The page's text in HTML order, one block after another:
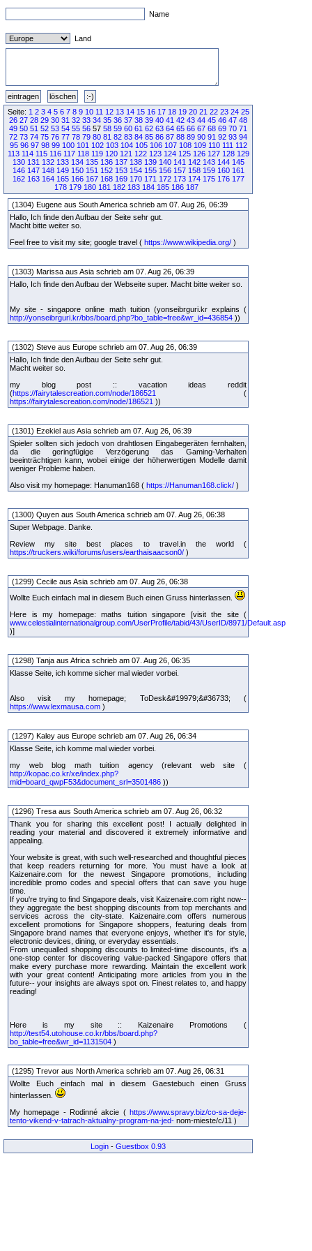
Name
Land
Seite: 1 2 3 4 5 6 7 8 9 10 11 12 13 14 15 16 17 18 19 20 21 22 23 24 25
26 27 28 29 30 31 32 33 34 35 36 37 38 39 40 41 42 43 44 45 46 47 48
49 50 51 52 53 54 55 56 57 58 59 60 61 62 63 64 65 66 67 68 69 70 71
72 73 74 75 76 77 78 79 80 81 82 83 84 85 86 87 88 89 90 91 92 93 94
95 96 97 98 99 100 101 102 103 104 105 106 107 108 109 110 111 112
113 114 115 116 117 118 119 120 121 122 123 124 125 126 127 128 129
130 131 132 133 134 135 136 137 138 139 140 141 142 143 144 145
146 147 148 149 150 151 152 153 154 155 156 157 158 159 160 161
162 163 164 165 166 167 168 169 170 171 172 173 174 175 176 177
178 179 180 181 182 183 184 185 186 187
(1304) Eugene aus South America schrieb am 07. Aug 26, 06:39
Hallo, Ich finde den Aufbau der Seite sehr gut.
Macht bitte weiter so.
Feel free to visit my site; google travel ( https://www.wikipedia.org/ )
(1303) Marissa aus Asia schrieb am 07. Aug 26, 06:39
Hallo, Ich finde den Aufbau der Webseite super. Macht bitte weiter so.
My site - singapore online math tuition (yonseibrguri.kr explains (
http://yonseibrguri.kr/bbs/board.php?bo_table=free&wr_id=436854 ))
(1302) Steve aus Europe schrieb am 07. Aug 26, 06:39
Hallo, Ich finde den Aufbau der Seite sehr gut.
Macht weiter so.
my blog post :: vacation ideas reddit
(https://fairytalescreation.com/node/186521
(
https://fairytalescreation.com/node/186521 ))
(1301) Ezekiel aus Asia schrieb am 07. Aug 26, 06:39
Spieler sollten sich jedoch von drahtlosen Eingabegeräten fernhalten,
da die geringfügige Verzögerung das Gaming-Verhalten
beeinträchtigen kann, wobei einige der höherwertigen Modelle damit
weniger Probleme haben.
Also visit my homepage: Hanuman168 ( https://Hanuman168.click/ )
(1300) Quyen aus South America schrieb am 07. Aug 26, 06:38
Super Webpage. Danke.
Review my site best places to travel.in the world (
https://truckers.wiki/forums/users/earthaisaacson0/ )
(1299) Cecile aus Asia schrieb am 07. Aug 26, 06:38
Wollte Euch einfach mal in diesem Buch einen Gruss hinterlassen.
Here is my homepage: maths tuition singapore [visit the site (
www.celestialinternationalgroup.com/UserProfile/tabid/43/UserID/8971/Default.asp
)]
(1298) Tanja aus Africa schrieb am 07. Aug 26, 06:35
Klasse Seite, ich komme sicher mal wieder vorbei.
Also visit my homepage; ToDesk&#19979;&#36733; (
https://www.lexmausa.com )
(1297) Kaley aus Europe schrieb am 07. Aug 26, 06:34
Klasse Seite, ich komme mal wieder vorbei.
my web blog math tuition agency (relevant web site (
http://kopac.co.kr/xe/index.php?
mid=board_qwpF53&document_srl=3501486 ))
(1296) Tresa aus South America schrieb am 07. Aug 26, 06:32
Thank you for sharing this excellent post! I actually delighted in
reading your material and discovered it extremely informative and
appealing.
Your website is great, with such well-researched and thoughtful pieces
that keep readers returning for more. You must have a look at
Kaizenaire.com for the newest Singapore promotions, including
incredible promo codes and special offers that can save you huge
time.
If you're trying to find Singapore deals, visit Kaizenaire.com right now--
they aggregate the best shopping discounts from top merchants and
services across the city-state. Kaizenaire.com offers numerous
excellent promotions for Singapore shoppers, featuring deals from
Singapore brand names that everyone enjoys, whether it's for style,
electronic devices, dining, or everyday essentials.
From unequalled shopping discounts to limited-time discounts, it's a
one-stop center for discovering value-packed Singapore offers that
make every purchase more rewarding. Maintain the excellent work
with your great content! Anticipating more articles from you in the
future-- your insights are always spot on. Finest relates to, and happy
reading!
Here is my site :: Kaizenaire Promotions (
http://test54.utohouse.co.kr/bbs/board.php?
bo_table=free&wr_id=1131504 )
(1295) Trevor aus North America schrieb am 07. Aug 26, 06:31
Wollte Euch einfach mal in diesem Gaestebuch einen Gruss
hinterlassen.
My homepage - Rodinné akcie ( https://www.spravy.biz/co-sa-deje-
tento-vikend-v-tatrach-aktualny-program-na-jed- nom-mieste/c/11 )
Login - Guestbox 0.93